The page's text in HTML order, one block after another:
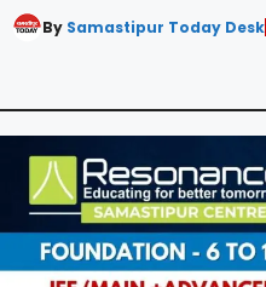
By Samastipur Today Desk